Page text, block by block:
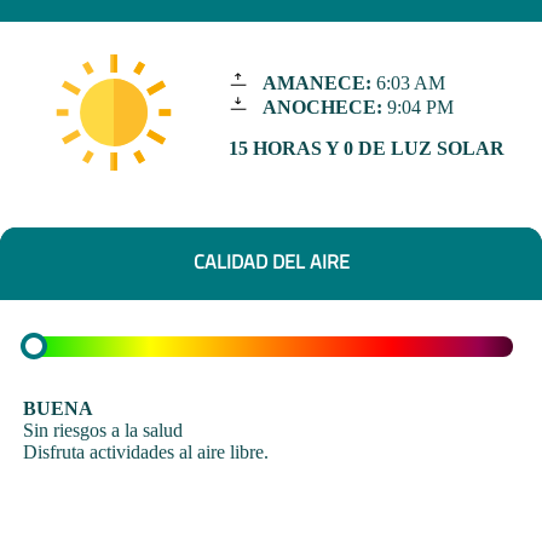
AMANECE: 6:03 AM
ANOCHECE: 9:04 PM
15 HORAS Y 0 DE LUZ SOLAR
CALIDAD DEL AIRE
BUENA
Sin riesgos a la salud
Disfruta actividades al aire libre.